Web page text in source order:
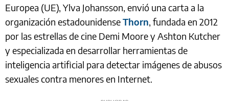
Europea (UE), Ylva Johansson, envió una carta a la
organización estadounidenseThorn, fundada en 2012
por las estrellas de cine Demi Moore y Ashton Kutcher
y especializada en desarrollar herramientas de
inteligencia artificial para detectar imágenes de abusos
sexuales contra menores en Internet.